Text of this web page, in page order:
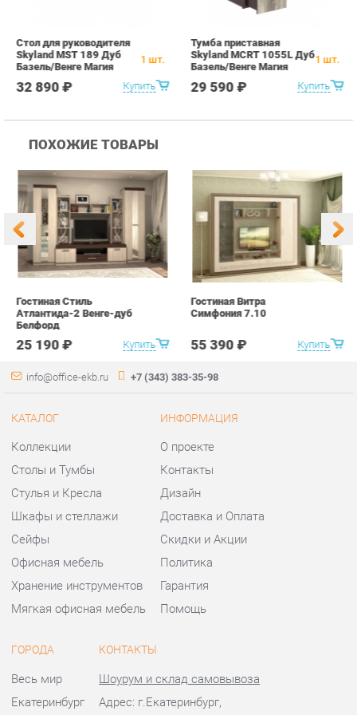
ПОХОЖИЕ ТОВАРЫ
Купить
Гостиная Стиль
Атлантида-2 Венге-дуб
Белфорд
25 190 ₽ Купить
Симфония 7.10
55 390 ₽
info@office-ekb.ru +7 (343) 383-35-98
КАТАЛОГ
Коллекции
Столы и Тумбы
Стулья и Кресла
Шкафы и стеллажи
Сейфы
Офисная мебель
Хранение инструментов
ИНФОРМАЦИЯ
Контакты
Дизайн
Доставка и Оплата
Скидки и Акции
Политика
ГОРОДА
Екатеринбург
КОНТАКТЫ
Уральских рабочих, 54
Телефон: +7 (343) 383-35-98
Отправить сообщение